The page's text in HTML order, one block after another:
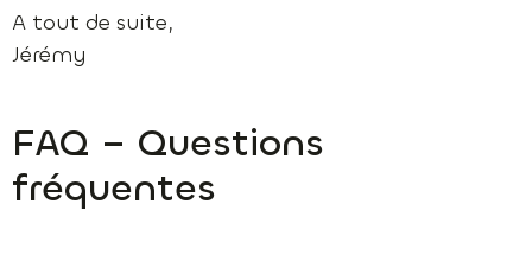
A tout de suite,
Jérémy
FAQ – Questions
fréquentes